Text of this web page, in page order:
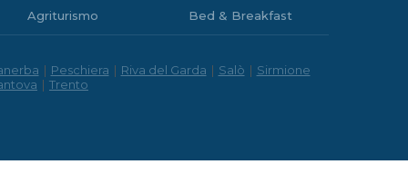
Agriturismo Bed & Breakfast
| Peschiera | Riva del Garda | Salò | Sirmione
| Trento